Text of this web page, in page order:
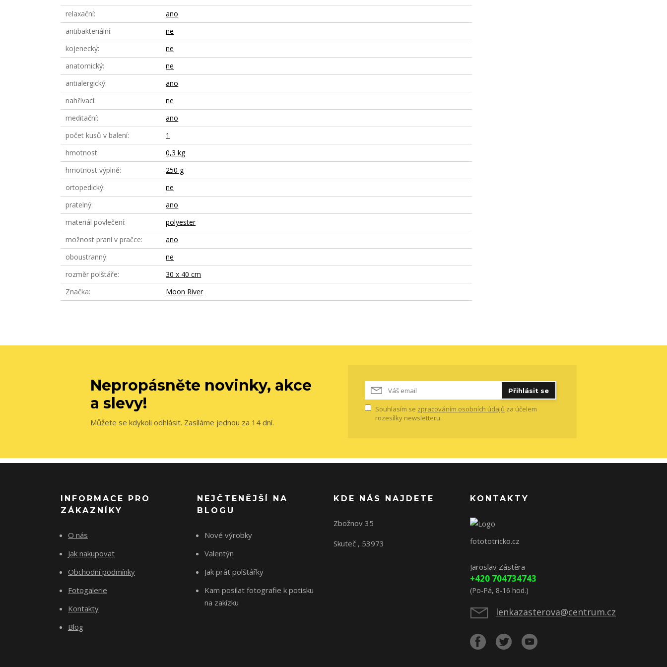
relaxační
ano
antibakteriální
ne
kojenecký
ne
anatomický
ne
antialergický
ano
nahřívací
ne
meditační
ano
počet kusů v balení
1
hmotnost
0,3 kg
hmotnost výplně
250 g
ortopedický
ne
pratelný
ano
materiál povlečení
polyester
možnost praní v pračce
ano
oboustranný
ne
rozměr polštáře
30 x 40 cm
Značka
Moon River
Nepropásněte novinky, akce
a slevy!
Můžete se kdykoli odhlásit. Zasíláme jednou za 14 dní.
Přihlásit se
Souhlasím se zpracováním osobních údajů za účelem
rozesílky newsletteru.
INFORMACE PRO
ZÁKAZNÍKY
O nás
Jak nakupovat
Obchodní podmínky
Fotogalerie
Kontakty
Blog
NEJČTENĚJŠÍ NA
BLOGU
Nové výrobky
Valentýn
Jak prát polštářky
Kam posílat fotografie k potisku
na zakízku
KDE NÁS NAJDETE
Zbožnov 35
Skuteč , 53973
KONTAKTY
fotototricko.cz
Jaroslav Zástěra
+420 704734743
(Po-Pá, 8-16 hod.)
lenkazasterova@centrum.cz